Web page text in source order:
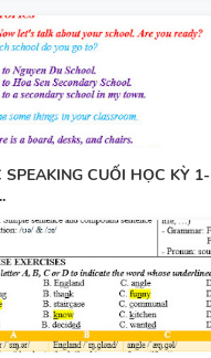
SPEAKING CUỐI HỌC KỲ